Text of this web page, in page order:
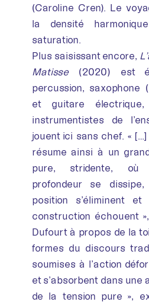
(Caroline Cren). Le
la densité
saturation.
Plus saisissant encore,
Matisse (2020) est
percussion, saxophone
et guitare
instrumentistes de
jouent ici sans chef. « […]
résume ainsi à un
pure, stridente, où
profondeur se
position s’éliminent
construction échouent
Dufourt à propos de la
formes du discours
soumises à l’action
et s’absorbent dans une
de la tension pure »,